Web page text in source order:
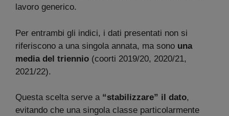
lavoro generico.
Per entrambi gli indici, i dati presentati non si
riferiscono a una singola annata, ma sono una
media del triennio (coorti 2019/20, 2020/21,
2021/22).
Questa scelta serve a “stabilizzare” il dato,
evitando che una singola classe particolarmente